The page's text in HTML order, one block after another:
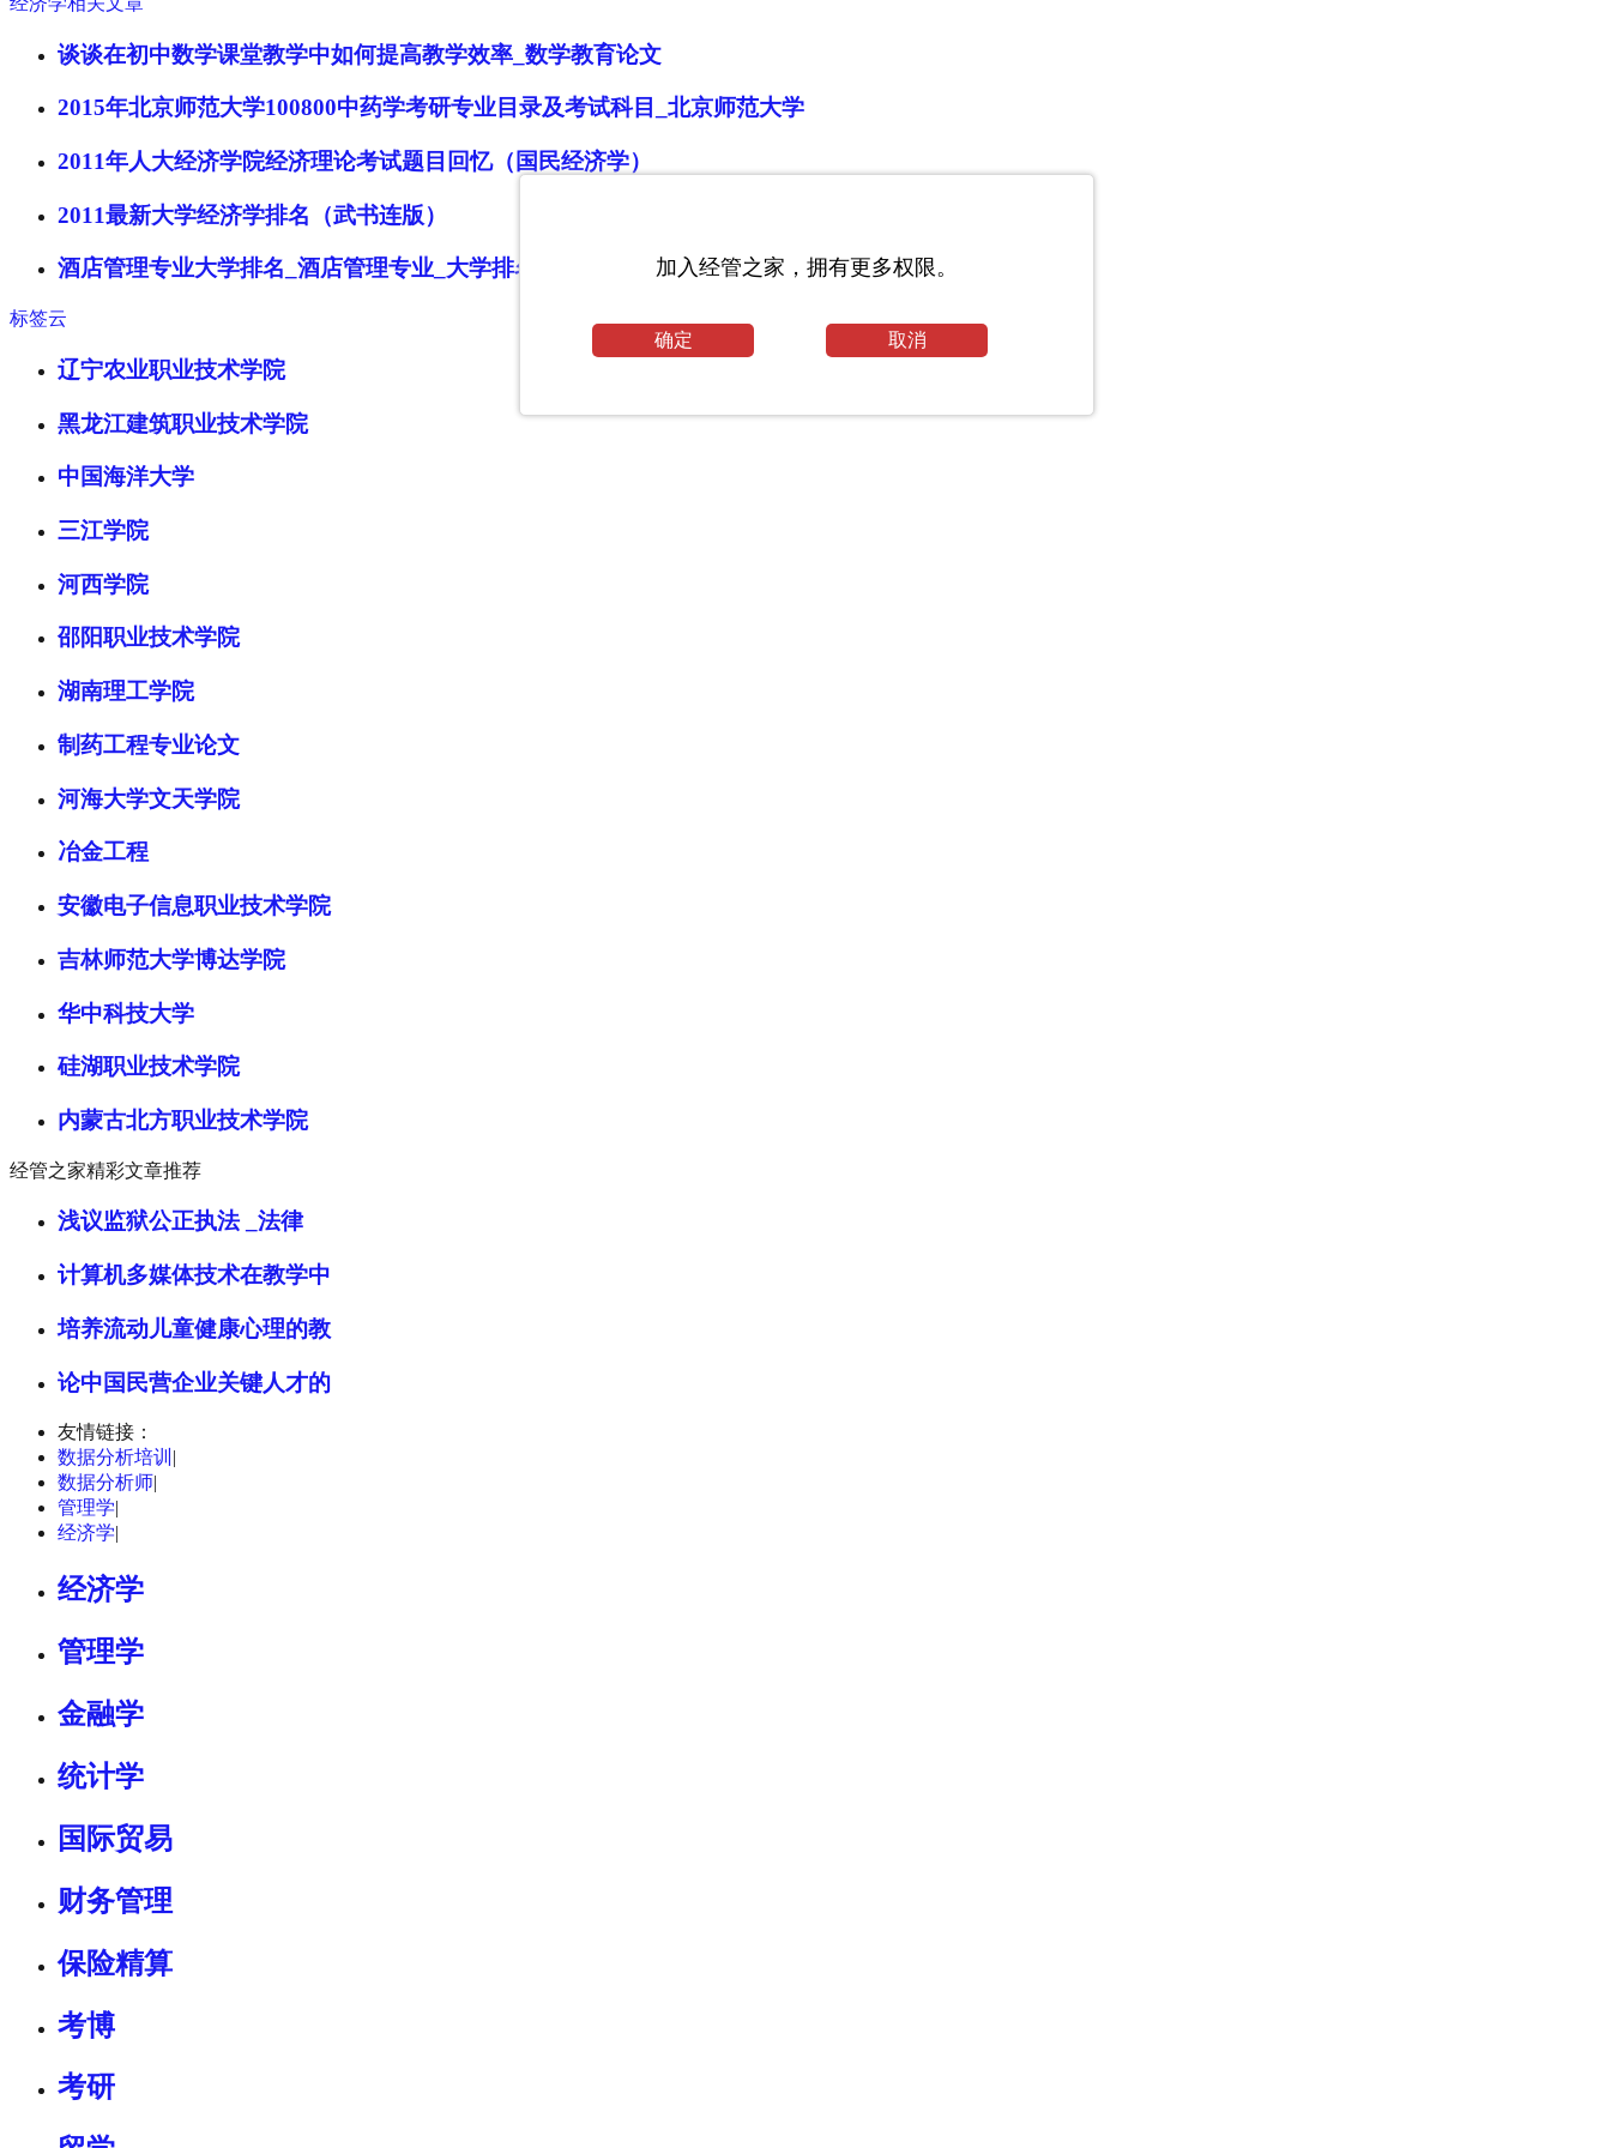
谈谈在初中数学课堂教学中如何提高教学效率_数学教育论文
2015年北京师范大学100800中药学考研专业目录及考试科目_北京师范大学
2011年人大经济学院经济理论考试题目回忆（国民经济学）
2011最新大学经济学排名（武书连版）
酒店管理专业大学排名_酒店管理专业_大学排名
标签云
辽宁农业职业技术学院
黑龙江建筑职业技术学院
中国海洋大学
三江学院
河西学院
邵阳职业技术学院
湖南理工学院
制药工程专业论文
河海大学文天学院
冶金工程
安徽电子信息职业技术学院
吉林师范大学博达学院
华中科技大学
硅湖职业技术学院
内蒙古北方职业技术学院
经管之家精彩文章推荐
浅议监狱公正执法 _法律
计算机多媒体技术在教学中
培养流动儿童健康心理的教
论中国民营企业关键人才的
友情链接：
数据分析培训 |
数据分析师|
管理学|
经济学|
经济学
管理学
金融学
统计学
国际贸易
财务管理
保险精算
考博
考研
加入经管之家，拥有更多权限。
确定 取消